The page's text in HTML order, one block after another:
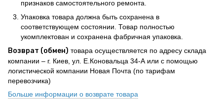
признаков самостоятельного ремонта.
Упаковка товара должна быть сохранена в
соответствующем состоянии. Товар полностью
укомплектован и сохранена фабричная упаковка.
Возврат (обмен) товара осуществляется по адресу склада
компании – г. Киев, ул. Е.Коновальца 34-А или с помощью
логистической компании Новая Почта (по тарифам
перевозчика)
Больше информации о возврате товара